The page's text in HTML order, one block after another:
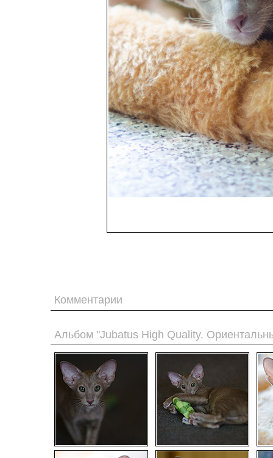
Комментарии
Альбом "Jubatus High Quality.